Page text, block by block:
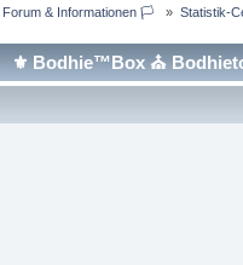
& Informationen 🏳 » Statistik-
⚜ Bodhie™Box ⛪